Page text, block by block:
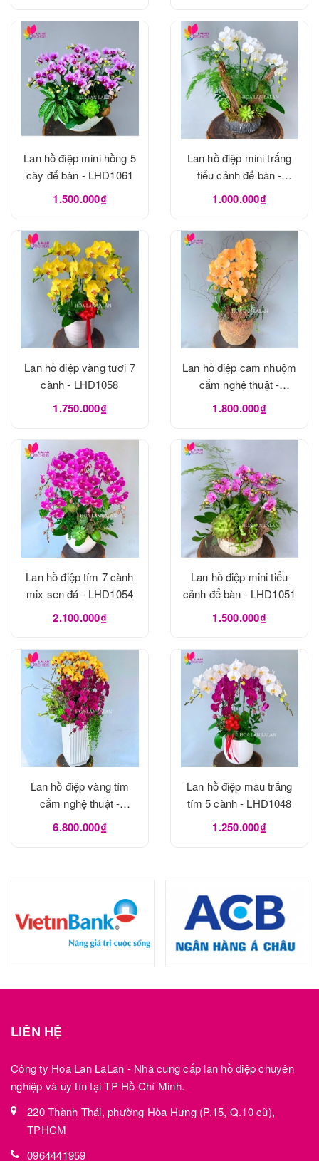
Lan hồ điệp mini hồng 5
cây để bàn - LHD1061
1.500.000₫
Lan hồ điệp mini trắng
tiểu cảnh để bàn -
LHD1060
1.000.000₫
Lan hồ điệp vàng tươi 7
cành - LHD1058
1.750.000₫
Lan hồ điệp cam nhuộm
cắm nghệ thuật -
LHD1056
1.800.000₫
Lan hồ điệp tím 7 cành
mix sen đá - LHD1054
2.100.000₫
Lan hồ điệp mini tiểu
cảnh để bàn - LHD1051
1.500.000₫
Lan hồ điệp vàng tím
cắm nghệ thuật -
LHD1049
6.800.000₫
Lan hồ điệp màu trắng
tím 5 cành - LHD1048
1.250.000₫
LIÊN HỆ
Công ty Hoa Lan LaLan - Nhà cung cấp lan hồ điệp chuyên
nghiệp và uy tín tại TP Hồ Chí Minh.
220 Thành Thái, phường Hòa Hưng (P.15, Q.10 cũ),
TPHCM
0964441959